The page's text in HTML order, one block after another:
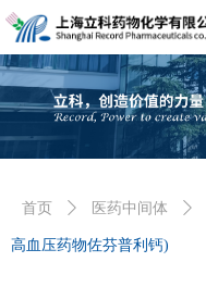
首页 ꄲ 医药中间体 ꄲ
高血压药物佐芬普利钙)